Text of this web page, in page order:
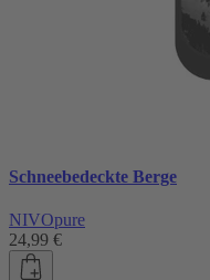
Schneebedeckte Berge
NIVOpure
24,99 €